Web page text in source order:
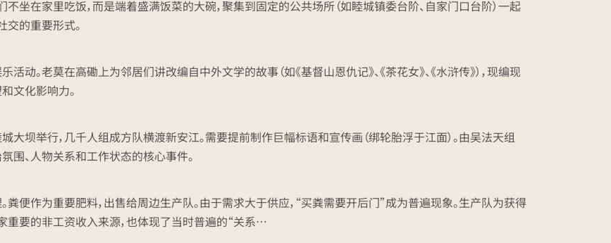
不坐在家里吃饭，而是端着盛满饭菜的大碗，聚集到固定的公共场所（如睦城镇委台阶、自家门口台阶）一起
交的重要形式。
。老莫在高磡上为邻居们讲改编自中外文学的故事（如《基督山恩仇记》、《茶花女》、《水浒传》），现编现
文化影响力。
坝举行，几千人组成方队横渡新安江。需要提前制作巨幅标语和宣传画（绑轮胎浮于江面）。由吴法天组
围、人物关系和工作状态的核心事件。
便作为重要肥料，出售给周边生产队。由于需求大于供应，“买粪需要开后门”成为普遍现象。生产队为获得
重要的非工资收入来源，也体现了当时普遍的“关系…